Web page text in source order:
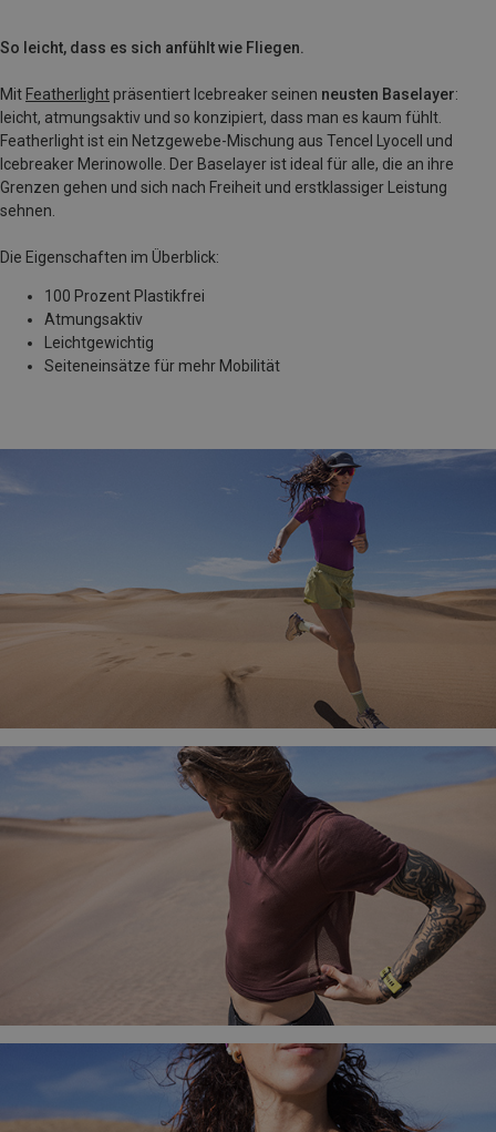
So leicht, dass es sich anfühlt wie Fliegen.
Mit Featherlight präsentiert Icebreaker seinen neusten Baselayer:
leicht, atmungsaktiv und so konzipiert, dass man es kaum fühlt.
Featherlight ist ein Netzgewebe-Mischung aus Tencel Lyocell und
Icebreaker Merinowolle. Der Baselayer ist ideal für alle, die an ihre
Grenzen gehen und sich nach Freiheit und erstklassiger Leistung
sehnen.
Die Eigenschaften im Überblick:
100 Prozent Plastikfrei
Atmungsaktiv
Leichtgewichtig
Seiteneinsätze für mehr Mobilität